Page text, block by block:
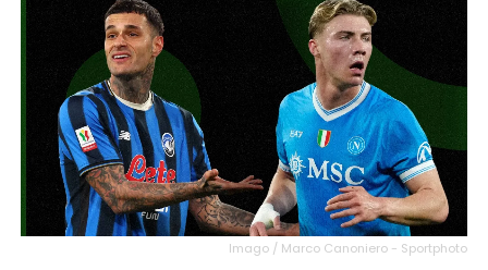
Imago / Marco Canoniero - Sportphoto